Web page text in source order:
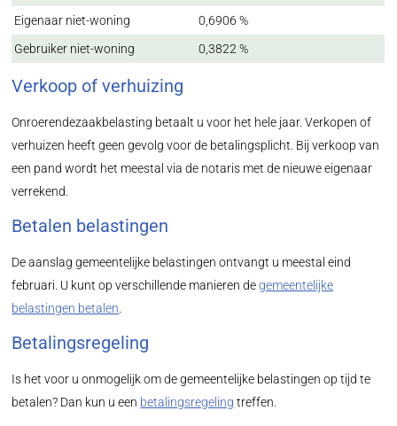
Eigenaar niet-woning
0,6906 %
Gebruiker niet-woning
0,3822 %
Verkoop of verhuizing
Onroerendezaakbelasting betaalt u voor het hele jaar. Verkopen of
verhuizen heeft geen gevolg voor de betalingsplicht. Bij verkoop van
een pand wordt het meestal via de notaris met de nieuwe eigenaar
verrekend.
Betalen belastingen
De aanslag gemeentelijke belastingen ontvangt u meestal eind
februari. U kunt op verschillende manieren degemeentelijke
belastingen betalen
Betalingsregeling
Is het voor u onmogelijk om de gemeentelijke belastingen op tijd te
betalen? Dan kun u een betalingsregeling treffen.